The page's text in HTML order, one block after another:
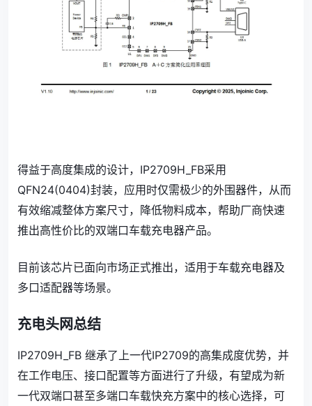
得益于高度集成的设计，IP2709H_FB采用
QFN24(0404)封装，应用时仅需极少的外围器件，从而
有效缩减整体方案尺寸，降低物料成本，帮助厂商快速
推出高性价比的双端口车载充电器产品。
目前该芯片已面向市场正式推出，适用于车载充电器及
多口适配器等场景。
充电头网总结
IP2709H_FB 继承了上一代IP2709的高集成度优势，并
在工作电压、接口配置等方面进行了升级，有望成为新
一代双端口甚至多端口车载快充方案中的核心选择，可